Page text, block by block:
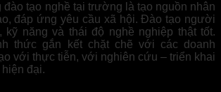
đào tạo nghề tại trường là tạo nguồn nhân
đáp ứng yêu cầu xã hội. Đào tạo người
kỹ năng và thái độ nghề nghiệp thật tốt.
thức gắn kết chặt chẽ với các doanh
với thực tiễn, với nghiên cứu – triển khai
đại.